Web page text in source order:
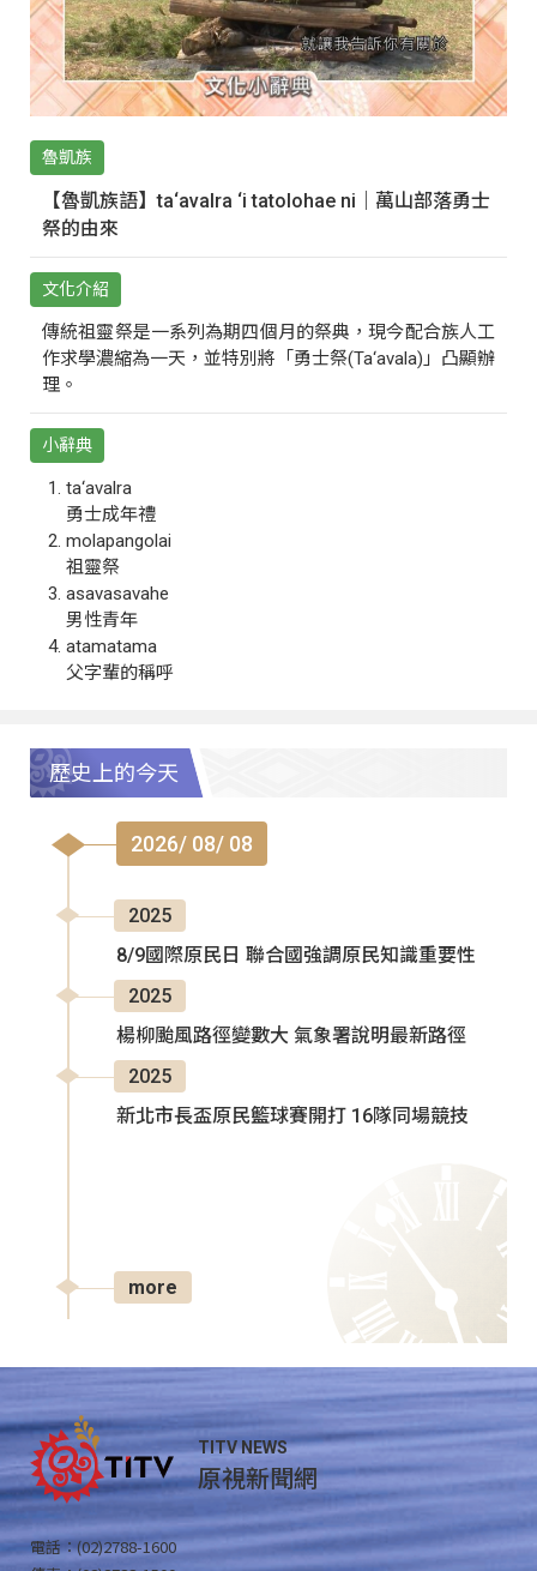
魯凱族
【魯凱族語】ta‘avalra ‘i tatolohae ni｜萬山部落勇士
祭的由來
文化介紹
傳統祖靈祭是一系列為期四個月的祭典，現今配合族人工
作求學濃縮為一天，並特別將「勇士祭(Ta‘avala)」凸顯辦
理。
小辭典
ta‘avalra
勇士成年禮
molapangolai
祖靈祭
asavasavahe
男性青年
atamatama
父字輩的稱呼
歷史上的今天
2026/ 08/ 08
2025
8/9國際原民日 聯合國強調原民知識重要性
2025
楊柳颱風路徑變數大 氣象署說明最新路徑
2025
新北市長盃原民籃球賽開打 16隊同場競技
more
TITV NEWS
原視新聞網
電話：(02)2788-1600